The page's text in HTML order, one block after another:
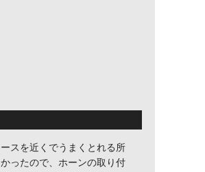
スを近くでうまくとれる所
ったので、ホーンの取り付